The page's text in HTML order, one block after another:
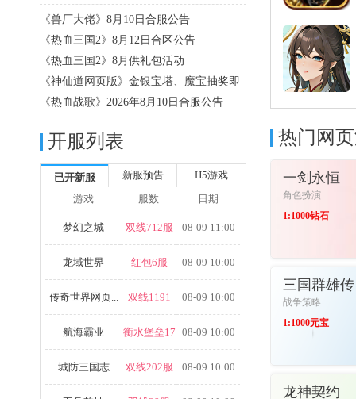
《兽厂大佬》8月10日合服公告
《热血三国2》8月12日合区公告
《热血三国2》8月供礼包活动
《神仙道网页版》金银宝塔、魔宝抽奖即
将开...
《热血战歌》2026年8月10日合服公告
开服列表
已开新服 新服预告
H5游戏
游戏
服数 日期
梦幻之城 双线712服 08-09 11:00
龙域世界 红包6服 08-09 10:00
传奇世界网页... 双线1191 08-09 10:00
航海霸业 衡水堡垒17 08-09 10:00
城防三国志 双线202服 08-09 10:00
热门网
一剑永恒
角色扮演
1:1000钻石
三国群雄传
战争策略
1:1000元宝
龙神契约